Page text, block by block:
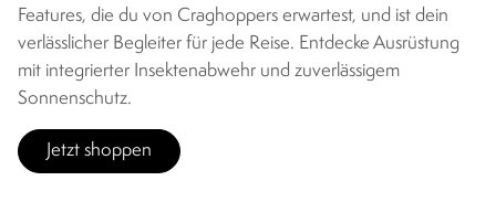
Features, die du von Craghoppers erwartest, und ist dein
verlässlicher Begleiter für jede Reise. Entdecke Ausrüstung
mit integrierter Insektenabwehr und zuverlässigem
Sonnenschutz.
Jetzt shoppen